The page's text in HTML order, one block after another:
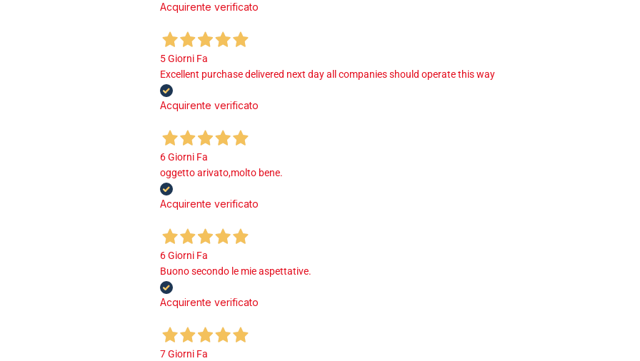
Acquirente verificato
5 Giorni Fa
Excellent purchase delivered next day all companies should operate this way
Acquirente verificato
6 Giorni Fa
oggetto arivato,molto bene.
Acquirente verificato
6 Giorni Fa
Buono secondo le mie aspettative.
Acquirente verificato
7 Giorni Fa